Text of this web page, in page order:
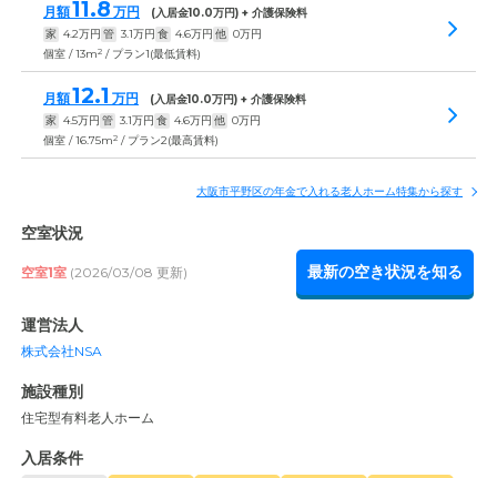
月額11.8 万円 (入居金10.0万円) + 介護保険料
家 4.2万円 管 3.1万円 食 4.6万円 他 0万円
個室 / 13m2 / プラン1(最低賃料)
月額12.1 万円 (入居金10.0万円) + 介護保険料
家 4.5万円 管 3.1万円 食 4.6万円 他 0万円
個室 / 16.75m2 / プラン2(最高賃料)
大阪市平野区の年金で入れる老人ホーム特集から探す
空室状況
空室1室 (2026/03/08 更新) 最新の空き状況を知る
運営法人
株式会社NSA
施設種別
住宅型有料老人ホーム
入居条件